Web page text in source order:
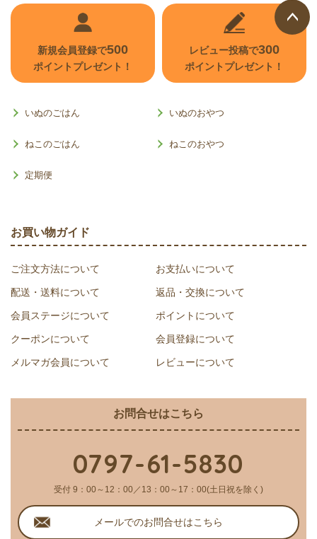
ページ
トップ
新規会員登録で500
ポイントプレゼント！
レビュー投稿で300
ポイントプレゼント！
いぬのごはん いぬのおやつ
ねこのごはん ねこのおやつ
定期便
お買い物ガイド
ご注文方法について お支払いについて
配送・送料について 返品・交換について
会員ステージについて ポイントについて
クーポンについて 会員登録について
メルマガ会員について レビューについて
お問合せはこちら
0797-61-5830
受付 9：00～12：00／13：00～17：00(土日祝を除く)
メールでのお問合せはこちら